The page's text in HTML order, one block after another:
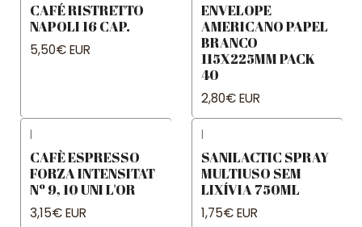
CAFÉ RISTRETTO
NAPOLI 16 CAP.
5,50€ EUR
ENVELOPE
AMERICANO PAPEL
BRANCO
115X225MM PACK
40
2,80€ EUR
|
CAFÈ ESPRESSO
FORZA INTENSITAT
Nº 9, 10 UNI L'OR
3,15€ EUR
|
SANILACTIC SPRAY
MULTIUSO SEM
LIXÍVIA 750ML
1,75€ EUR